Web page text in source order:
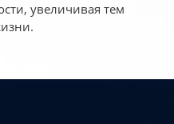
увеличивая тем